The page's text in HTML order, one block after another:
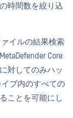
時間数を絞り込
イルの結果検索
Core
対してのみハッ
ブ内のすべての
ことを可能にし